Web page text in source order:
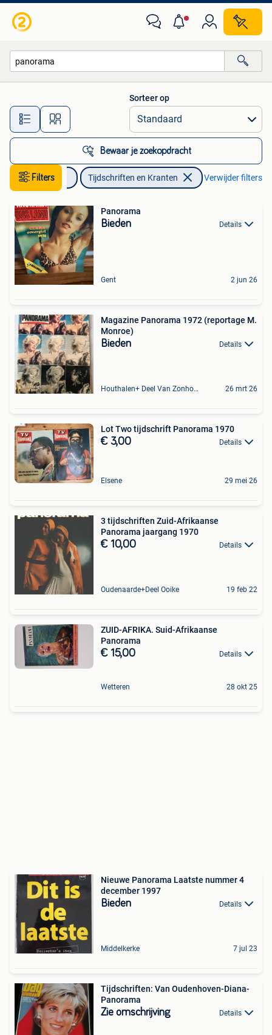
Alle afstanden…
Sorteer op
Bewaar je zoekopdracht
Filters
Boeken Tijdschriften en Kranten Verwijder filters
Panorama
Bieden Details
Gent 2 jun 26
Magazine Panorama 1972 (reportage M.
Monroe)
Bieden Details
Houthalen+ Deel Van Zonhoven En Zolder 26 mrt 26
Lot Two tijdschrift Panorama 1970
€ 3,00 Details
Elsene 29 mei 26
3 tijdschriften Zuid-Afrikaanse
Panorama jaargang 1970
€ 10,00 Details
Oudenaarde+Deel Ooike 19 feb 22
ZUID-AFRIKA. Suid-Afrikaanse
Panorama
€ 15,00 Details
Wetteren 28 okt 25
Nieuwe Panorama Laatste nummer 4
december 1997
Bieden Details
Middelkerke 7 jul 23
Tijdschriften: Van Oudenhoven-Diana-
Panorama
Zie omschrijving Details